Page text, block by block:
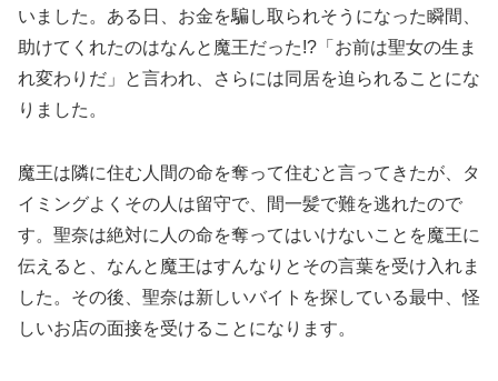
いました。ある日、お金を騙し取られそうになった瞬間、
助けてくれたのはなんと魔王だった!?「お前は聖女の生ま
れ変わりだ」と言われ、さらには同居を迫られることにな
りました。
魔王は隣に住む人間の命を奪って住むと言ってきたが、タ
イミングよくその人は留守で、間一髪で難を逃れたので
す。聖奈は絶対に人の命を奪ってはいけないことを魔王に
伝えると、なんと魔王はすんなりとその言葉を受け入れま
した。その後、聖奈は新しいバイトを探している最中、怪
しいお店の面接を受けることになります。